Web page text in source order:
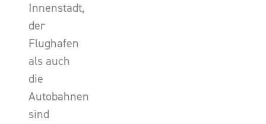
Innenstadt,
der
Flughafen
als auch
die
Autobahnen
sind